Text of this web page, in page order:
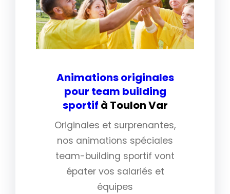
Animations originales
pour team building
sportif à Toulon Var
Originales et surprenantes,
nos animations spéciales
team-building sportif vont
épater vos salariés et
équipes